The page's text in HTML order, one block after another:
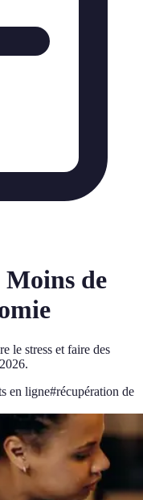
Moins de
le stress et faire des
en ligne#récupération de